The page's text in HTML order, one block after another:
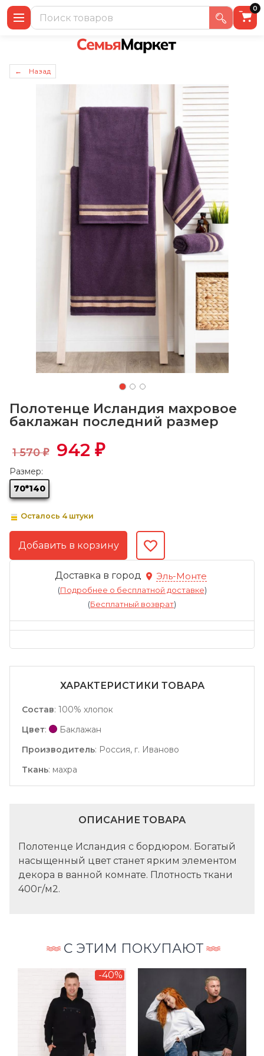
0
← Назад
Полотенце Исландия махровое
баклажан последний размер
1 570₽ 942 ₽
Размер:
70*140
Осталось 4 штуки
Доставка в город Эль-Монте
(Подробнее о бесплатной доставке)
(Бесплатный возврат)
ХАРАКТЕРИСТИКИ ТОВАРА
Состав: 100% хлопок
Цвет:
Баклажан
Производитель: Россия, г. Иваново
Ткань: махра
ОПИСАНИЕ ТОВАРА
Полотенце Исландия с бордюром. Богатый
насыщенный цвет станет ярким элементом
декора в ванной комнате. Плотность ткани
400г/м2.
С ЭТИМ ПОКУПАЮТ
-40%